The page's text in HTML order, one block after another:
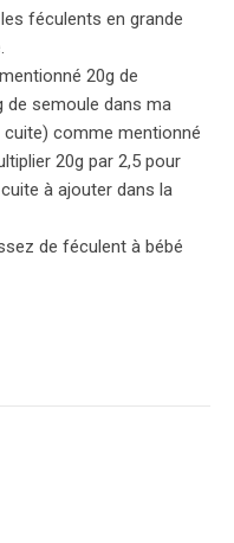
féculents en grande
20g de
de semoule dans ma
comme mentionné
20g par 2,5 pour
à ajouter dans la
de féculent à bébé